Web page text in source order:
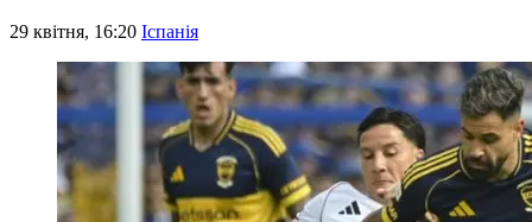
29 квітня, 16:20 Іспанія